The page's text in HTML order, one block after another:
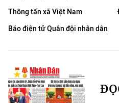
Thông tấn xã Việt Nam
Báo điện tử Quân đội nhân dân